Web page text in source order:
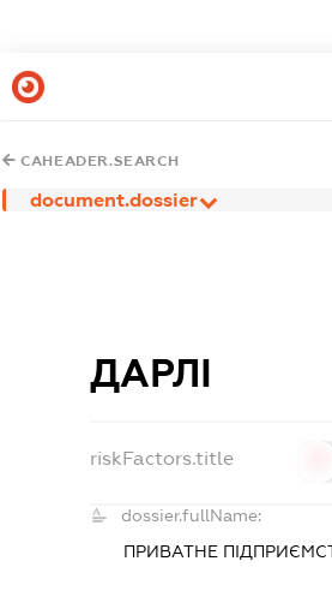
CAHEADER.SEARCH
document.dossier
ДАРЛІ
riskFactors.title
dossier.fullName:
ПРИВАТНЕ